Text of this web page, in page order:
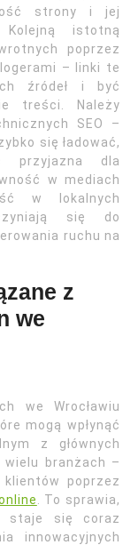
strony i jej
Kolejną istotną
poprzez
– linki te
źródeł i być
treści. Należy
SEO –
się ładować,
przyjazna dla
w mediach
w lokalnych
się do
ruchu na
z
we
we Wrocławiu
mogą wpłynąć
z głównych
branżach –
poprzez
. To sprawia,
staje się coraz
innowacyjnych